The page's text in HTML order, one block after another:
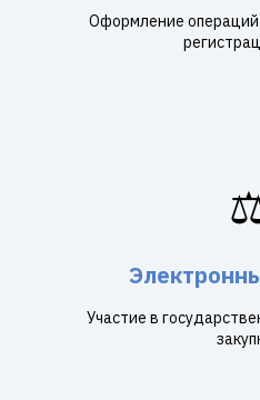
Оформление
Участие в